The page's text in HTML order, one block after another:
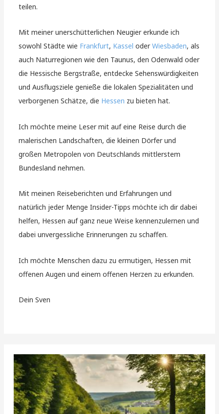
teilen.
Mit meiner unerschütterlichen Neugier erkunde ich
sowohl Städte wie Frankfurt, Kassel oderWiesbaden, als
auch Naturregionen wie den Taunus, den Odenwald oder
die Hessische Bergstraße, entdecke Sehenswürdigkeiten
und Ausflugsziele genieße die lokalen Spezialitäten und
verborgenen Schätze, die Hessen zu bieten hat.
Ich möchte meine Leser mit auf eine Reise durch die
malerischen Landschaften, die kleinen Dörfer und
großen Metropolen von Deutschlands mittlerstem
Bundesland nehmen.
Mit meinen Reiseberichten und Erfahrungen und
natürlich jeder Menge Insider-Tipps möchte ich dir dabei
helfen, Hessen auf ganz neue Weise kennenzulernen und
dabei unvergessliche Erinnerungen zu schaffen.
Ich möchte Menschen dazu zu ermutigen, Hessen mit
offenen Augen und einem offenen Herzen zu erkunden.
Dein Sven